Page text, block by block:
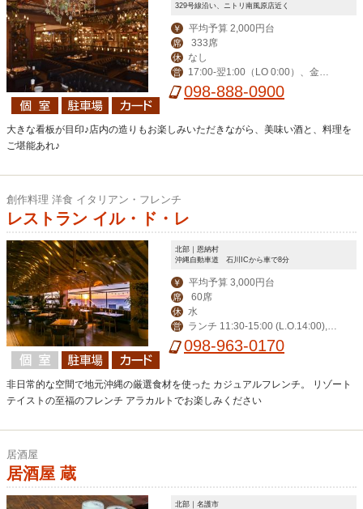
329号線沿い、ニトリ南風原店近く
￥ 平均予算 2,000円台
席 333席
休 なし
営
17:00-翌1:00（LO 0:00）、金土
祝前17:00-翌2:00（LO 翌1:00）
098-888-0900
大きな看板が目印♪店内の造りもお楽しみいただきながら、美味い酒と、料理を
ご堪能あれ♪
創作料理 洋食 イタリアン・フレンチ
レストラン イル・ド・レ
北部｜恩納村
沖縄自動車道 石川ICから車で8分
￥ 平均予算 3,000円台
席 60席
休 水
営
ランチ 11:30-15:00 (L.O.14:00),デ
ィナー 17:30-23:00 (L.O.21:00)
098-963-0170
非日常的な空間で地元沖縄の厳選食材を使った カジュアルフレンチ。 リゾート
テイストの至福のフレンチ アラカルトでお楽しみください
居酒屋
居酒屋 蔵
北部｜名護市